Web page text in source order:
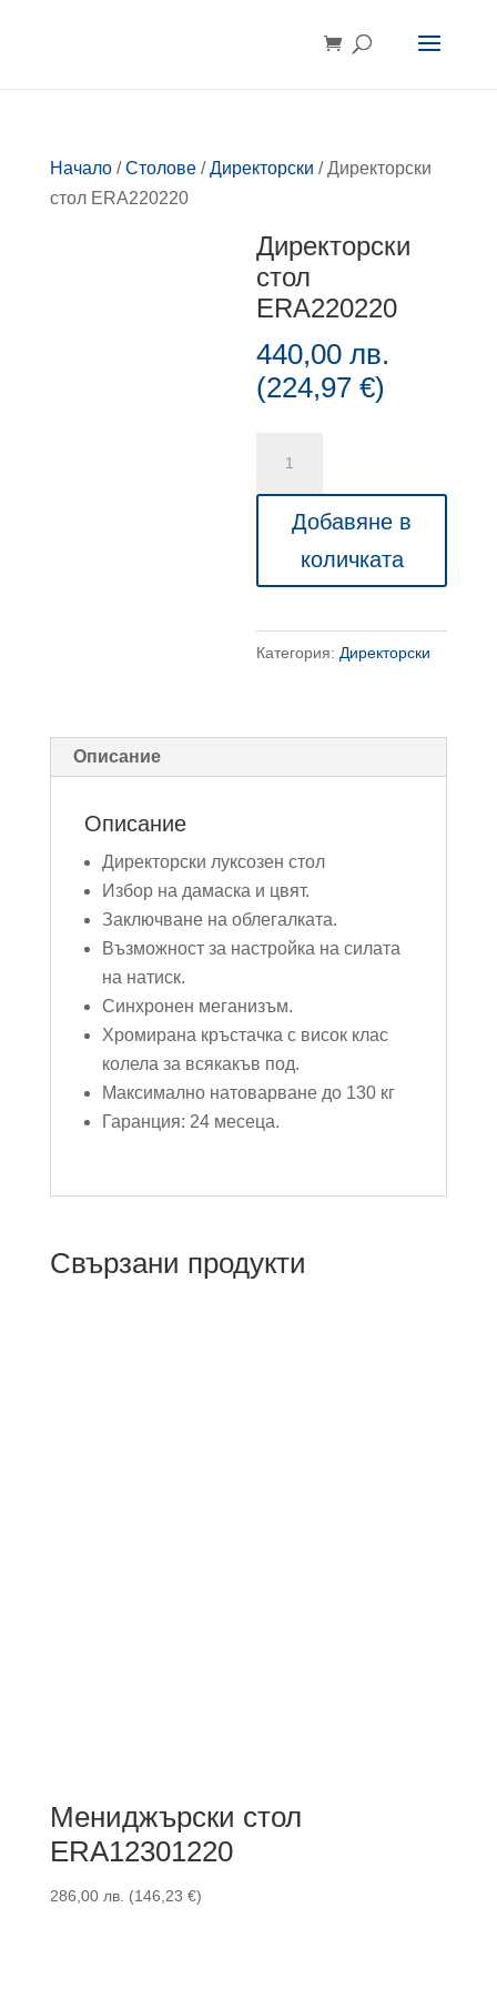
Начало/Столове/Директорски / Директорски
стол ERA220220
Директорски
стол
ERA220220
440,00лв.
(224,97€)
стол
ERA220220
Добавяне в
количката
Категория: Директорски
Описание
Описание
Директорски луксозен стол
Избор на дамаска и цвят.
Заключване на облегалката.
Възможност за настройка на силата
на натиск.
Синхронен меганизъм.
Хромирана кръстачка с висок клас
колела за всякакъв под.
Максимално натоварване до 130 кг
Гаранция: 24 месеца.
Свързани продукти
Мениджърски стол
ERA12301220
286,00 лв. (146,23 €)